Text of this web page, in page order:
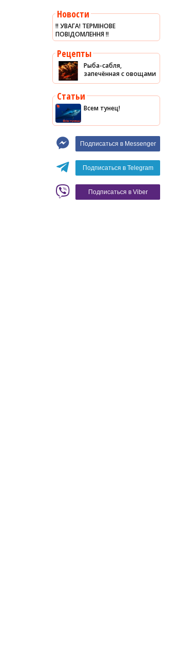
Уксус
Сыры
Соусы
Сладости
Рис
Оливки
Мясные изделия
Вино
Белое вино
Красное вино
Кофе
Blaser
Новости
‼️ УВАГА! ТЕРМІНОВЕ
ПОВІДОМЛЕННЯ ‼️
Рецепты
Рыба-сабля,
запечённая с овощами
Статьи
Всем тунец!
Подписаться в Messenger
Подписаться в Telegram
Подписаться в Viber